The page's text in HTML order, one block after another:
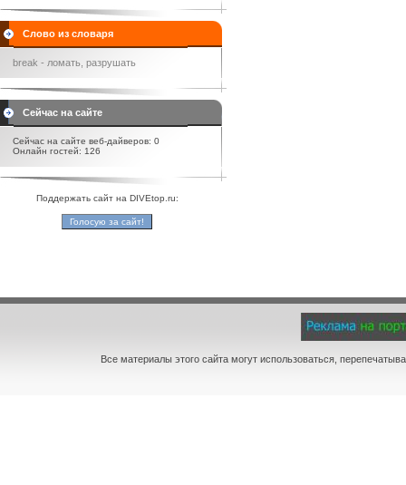
Слово из словаря
break - ломать, разрушать
Сейчас на сайте
Сейчас на сайте веб-дайверов: 0
Онлайн гостей: 126
Поддержать сайт на DIVEtop.ru:
Все материалы этого сайта могут использоваться,